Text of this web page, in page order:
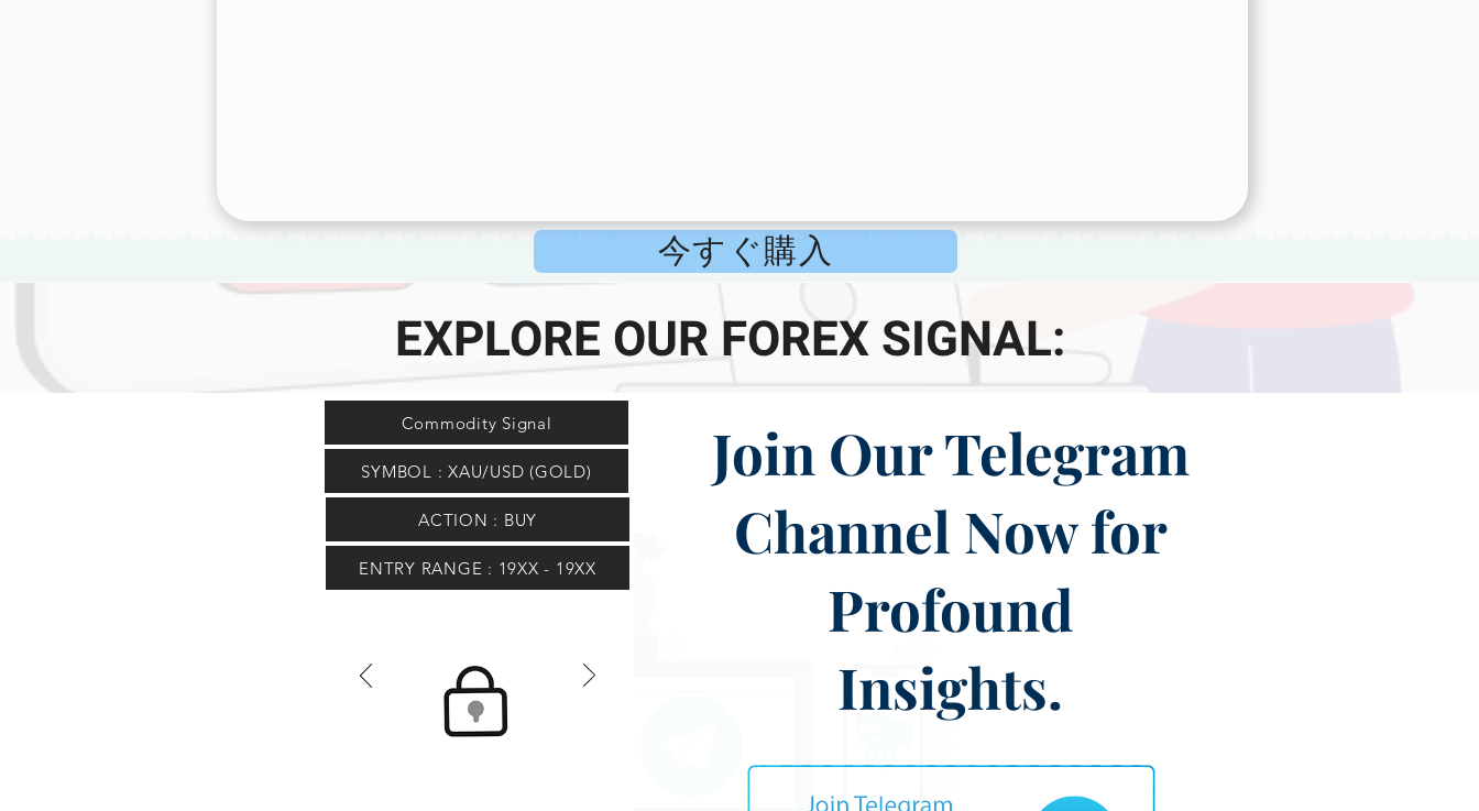
今すぐ購入
EXPLORE OUR FOREX SIGNAL:
Commodity Signal
SYMBOL : XAU/USD (GOLD)
ACTION : BUY
ENTRY RANGE : 19XX - 19XX
Join Our Telegram
Channel Now for
Profound
Insights.